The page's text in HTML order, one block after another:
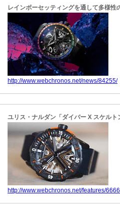
レインボーセッティングを通して多様
http://www.webchronos.net/news/84255/
ユリス・ナルダン「ダイバー X スケル
http://www.webchronos.net/features/